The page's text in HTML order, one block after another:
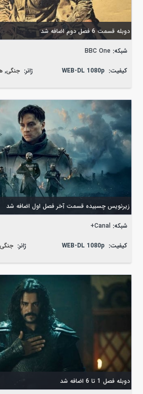
دوبله قسمت 6 فصل دوم اضافه شد
شبکه: BBC One
کیفیت: WEB-DL 1080p ژانر: جنگی,
زیرنویس چسبیده قسمت آخر فصل اول اضافه شد
شبکه: Canal+
کیفیت: WEB-DL 1080p ژانر:
دوبله فصل 1 تا 6 اضافه شد